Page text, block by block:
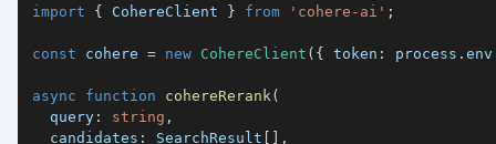
import
{ CohereClient } from 'cohere-ai' ;
const cohere = new CohereClient ( { token : process . env
async function cohereRerank (
  query
: string ,
  candidates
: SearchResult [ ] ,